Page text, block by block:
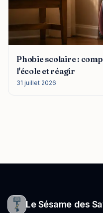
Phobie scolaire :
l'école et réagir
31 juillet 2026
Le Sésame des